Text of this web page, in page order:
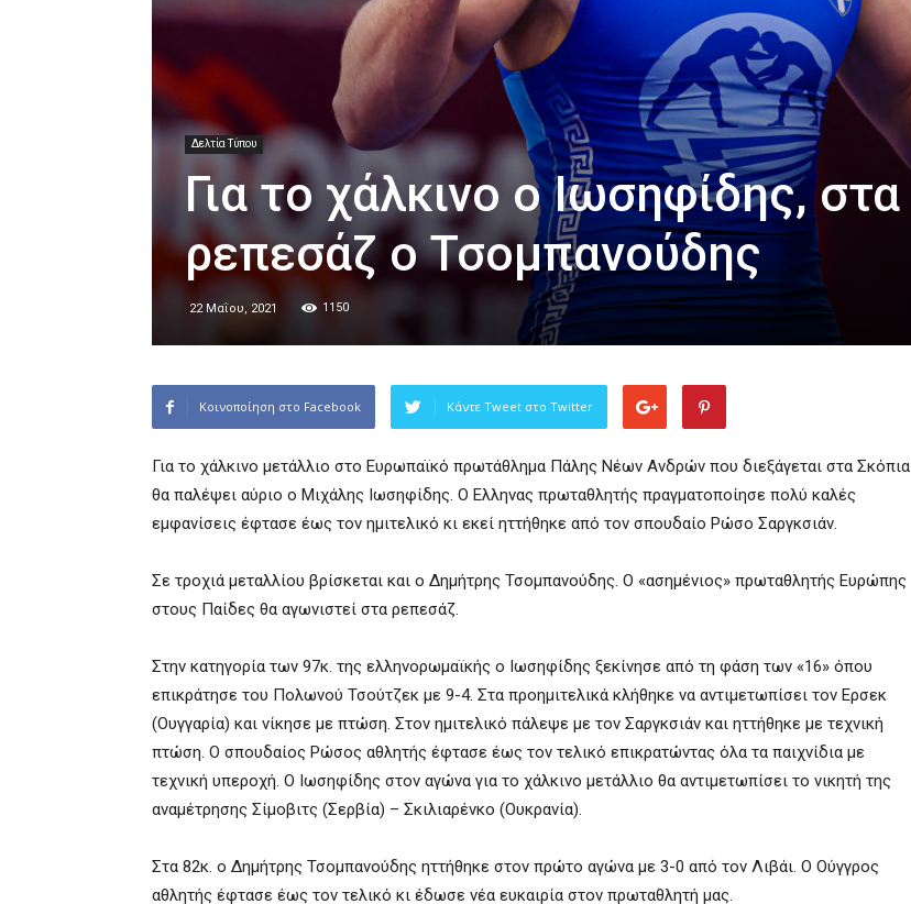
Δελτία Τύπου
Για το χάλκινο ο Ιωσηφίδης, στα
ρεπεσάζ ο Τσομπανούδης
22 Μαΐου, 2021 1150
Κοινοποίηση στο Facebook Κάντε Tweet στο Twitter
Για το χάλκινο μετάλλιο στο Ευρωπαϊκό πρωτάθλημα Πάλης Νέων Ανδρών που διεξάγεται στα Σκόπια
θα παλέψει αύριο ο Μιχάλης Ιωσηφίδης. Ο Ελληνας πρωταθλητής πραγματοποίησε πολύ καλές
εμφανίσεις έφτασε έως τον ημιτελικό κι εκεί ηττήθηκε από τον σπουδαίο Ρώσο Σαργκσιάν.
Σε τροχιά μεταλλίου βρίσκεται και ο Δημήτρης Τσομπανούδης. Ο «ασημένιος» πρωταθλητής Ευρώπης
στους Παίδες θα αγωνιστεί στα ρεπεσάζ.
Στην κατηγορία των 97κ. της ελληνορωμαϊκής ο Ιωσηφίδης ξεκίνησε από τη φάση των «16» όπου
επικράτησε του Πολωνού Τσούτζεκ με 9-4. Στα προημιτελικά κλήθηκε να αντιμετωπίσει τον Ερσεκ
(Ουγγαρία) και νίκησε με πτώση. Στον ημιτελικό πάλεψε με τον Σαργκσιάν και ηττήθηκε με τεχνική
πτώση. Ο σπουδαίος Ρώσος αθλητής έφτασε έως τον τελικό επικρατώντας όλα τα παιχνίδια με
τεχνική υπεροχή. Ο Ιωσηφίδης στον αγώνα για το χάλκινο μετάλλιο θα αντιμετωπίσει το νικητή της
αναμέτρησης Σίμοβιτς (Σερβία) – Σκιλιαρένκο (Ουκρανία).
Στα 82κ. ο Δημήτρης Τσομπανούδης ηττήθηκε στον πρώτο αγώνα με 3-0 από τον Λιβάι. Ο Ούγγρος
αθλητής έφτασε έως τον τελικό κι έδωσε νέα ευκαιρία στον πρωταθλητή μας.